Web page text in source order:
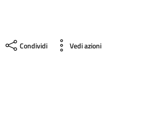
Condividi Vedi azioni